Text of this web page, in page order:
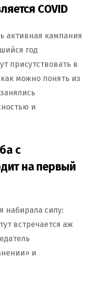
COVID
активная кампания
год
присутствовать в
можно понять из
и
с
на первый
набирала силу:
встречается аж
и